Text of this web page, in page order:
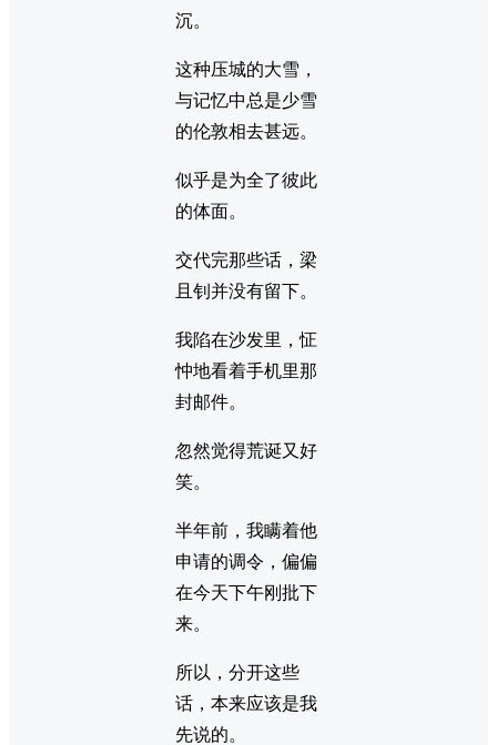
沉。
这种压城的大雪，
与记忆中总是少雪
的伦敦相去甚远。
似乎是为全了彼此
的体面。
交代完那些话，梁
且钊并没有留下。
我陷在沙发里，怔
忡地看着手机里那
封邮件。
忽然觉得荒诞又好
笑。
半年前，我瞒着他
申请的调令，偏偏
在今天下午刚批下
来。
所以，分开这些
话，本来应该是我
先说的。